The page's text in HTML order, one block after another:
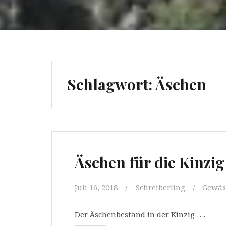
Schlagwort:Äschen
Äschen für die Kinzig
Juli 16, 2018 Schreiberling
Der Äschenbestand in der Kinzig ….